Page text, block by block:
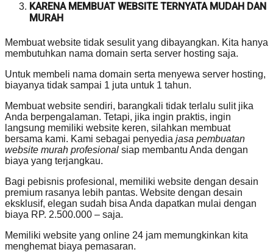
KARENA MEMBUAT WEBSITE TERNYATA MUDAH DAN
MURAH
Membuat website tidak sesulit yang dibayangkan. Kita hanya
membutuhkan nama domain serta server hosting saja.
Untuk membeli nama domain serta menyewa server hosting,
biayanya tidak sampai 1 juta untuk 1 tahun.
Membuat website sendiri, barangkali tidak terlalu sulit jika
Anda berpengalaman. Tetapi, jika ingin praktis, ingin
langsung memiliki website keren, silahkan membuat
bersama kami. Kami sebagai penyedia jasa pembuatan
website murah profesional siap membantu Anda dengan
biaya yang terjangkau.
Bagi pebisnis profesional, memiliki website dengan desain
premium rasanya lebih pantas. Website dengan desain
eksklusif, elegan sudah bisa Anda dapatkan mulai dengan
biaya RP. 2.500.000 – saja.
Memiliki website yang online 24 jam memungkinkan kita
menghemat biaya pemasaran.